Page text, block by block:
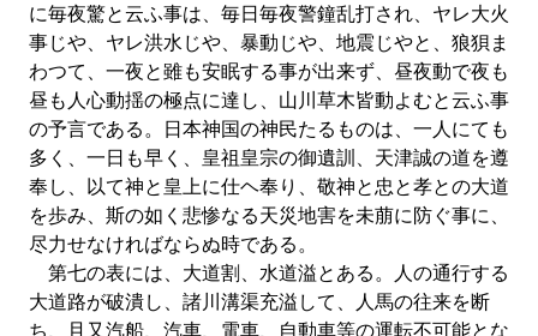
に毎夜驚と云ふ事は、毎日毎夜警鐘乱打され、ヤレ大火
事じや、ヤレ洪水じや、暴動じや、地震じやと、狼狽ま
わつて、一夜と雖も安眠する事が出来ず、昼夜動で夜も
昼も人心動揺の極点に達し、山川草木皆動よむと云ふ事
の予言である。日本神国の神民たるものは、一人にても
多く、一日も早く、皇祖皇宗の御遺訓、天津誠の道を遵
奉し、以て神と皇上に仕ヘ奉り、敬神と忠と孝との大道
を歩み、斯の如く悲惨なる天災地害を未萠に防ぐ事に、
尽力せなければならぬ時である。
第七の表には、大道割、水道溢とある。人の通行する
大道路が破潰し、諸川溝渠充溢して、人馬の往来を断
ち、且又汽船、汽車、電車、自動車等の運転不可能とな